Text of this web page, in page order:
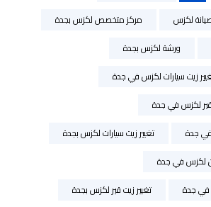
لكزس
مركز متخصص لكزس بجدة
ورشة لكزس بجدة
زيت سيارات لكزس في جدة
لكزس في جدة
في جدة
تغيير زيت سيارات لكزس بجدة
لكزس في جدة
في جدة
تغيير زيت قير لكزس بجدة